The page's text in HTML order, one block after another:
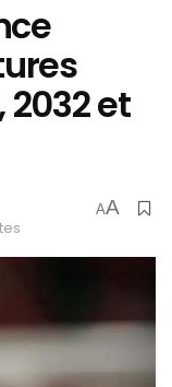
2032 et
AA